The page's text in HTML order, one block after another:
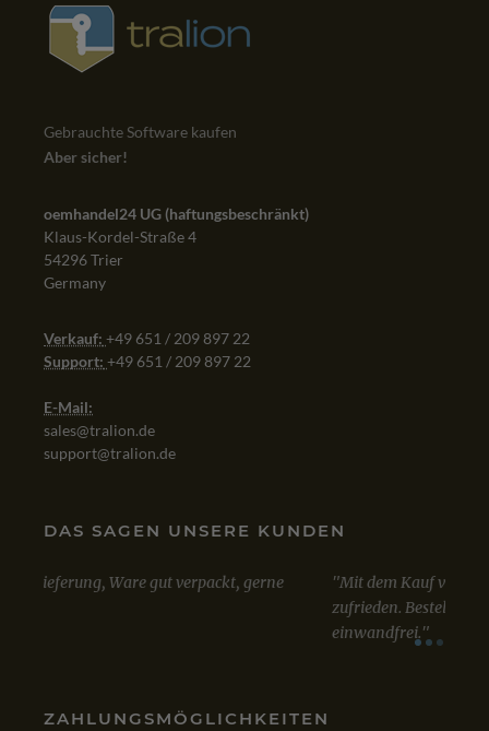
Gebrauchte Software kaufen
Aber sicher!
oemhandel24 UG (haftungsbeschränkt)
Klaus-Kordel-Straße 4
54296 Trier
Germany
Verkauf: +49 651 / 209 897 22
Support: +49 651 / 209 897 22
E-Mail:
sales@tralion.de
support@tralion.de
DAS SAGEN UNSERE KUNDEN
Mit dem Kauf von Win 10 Professional bin ich sehr
zufrieden. Bestellung, Kauf und Lieferung verliefen
ZAHLUNGSMÖGLICHKEITEN